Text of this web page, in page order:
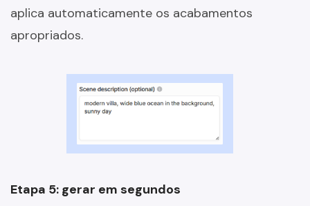
aplica automaticamente os acabamentos
apropriados.
Etapa 5: gerar em segundos